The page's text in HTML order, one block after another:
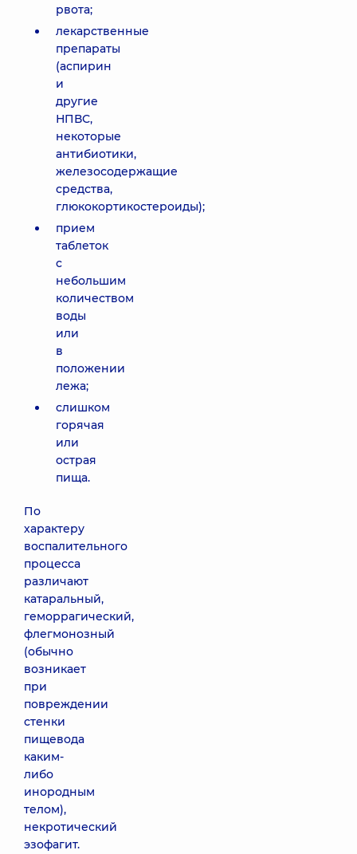
рвота;
лекарственные
препараты
(аспирин
и
другие
НПВС,
некоторые
антибиотики,
железосодержащие
средства,
глюкокортикостероиды);
прием
таблеток
с
небольшим
количеством
воды
или
в
положении
лежа;
слишком
горячая
или
острая
пища.
По
характеру
воспалительного
процесса
различают
катаральный,
геморрагический,
флегмонозный
(обычно
возникает
при
повреждении
стенки
пищевода
каким-
либо
инородным
телом),
некротический
эзофагит.